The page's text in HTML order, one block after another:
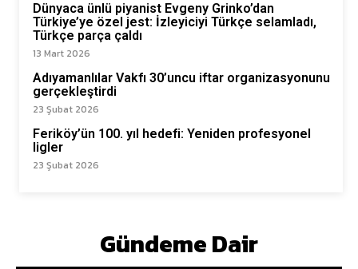
Dünyaca ünlü piyanist Evgeny Grinko’dan
Türkiye’ye özel jest: İzleyiciyi Türkçe selamladı,
Türkçe parça çaldı
13 Mart 2026
Adıyamanlılar Vakfı 30’uncu iftar organizasyonunu
gerçekleştirdi
23 Şubat 2026
Feriköy’ün 100. yıl hedefi: Yeniden profesyonel
ligler
23 Şubat 2026
Gündeme Dair